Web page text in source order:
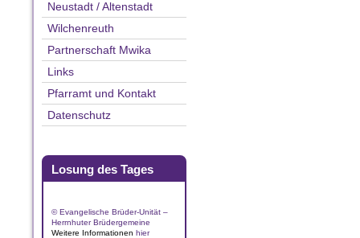
Neustadt / Altenstadt
Wilchenreuth
Partnerschaft Mwika
Links
Pfarramt und Kontakt
Datenschutz
Losung des Tages
© Evangelische Brüder-Unität –
Herrnhuter Brüdergemeine
Weitere Informationen hier